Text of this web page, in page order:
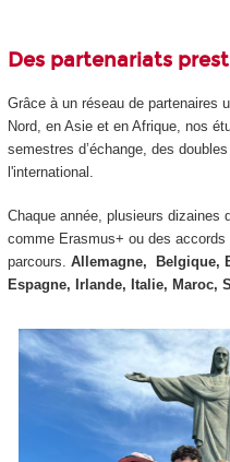
Des partenariats
Grâce à un réseau de partenaires
Nord, en Asie et en Afrique, nos
semestres d’échange, des
l'international.
Chaque année, plusieurs dizaines
comme Erasmus+ ou des accords
parcours. Allemagne, Belgique,
Espagne, Irlande, Italie, Maroc,